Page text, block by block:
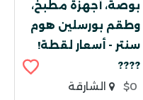
بوصة، أجهزة مطبخ،
وطقم بورسلين هوم
سنتر - أسعار لقطة!
????
$0
الشارقة